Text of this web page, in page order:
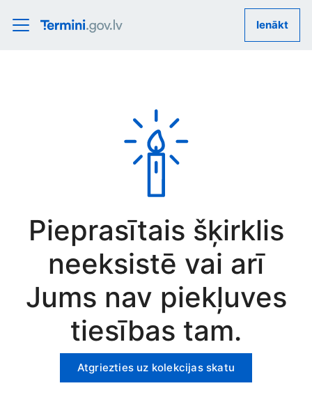
Ienākt
Pieprasītais šķirklis
neeksistē vai arī
Jums nav piekļuves
tiesības tam.
Atgriezties uz kolekcijas skatu